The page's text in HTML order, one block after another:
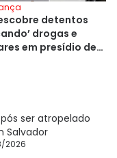
detentos
drogas e
em presídio de
ser atropelado
Salvador
2026